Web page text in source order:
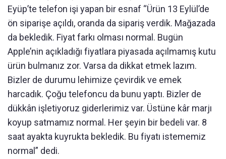
Eyüp’te telefon işi yapan bir esnaf “Ürün 13 Eylül’de
ön siparişe açıldı, oranda da sipariş verdik. Mağazada
da bekledik. Fiyat farkı olması normal. Bugün
Apple’nin açıkladığı fiyatlara piyasada açılmamış kutu
ürün bulmanız zor. Varsa da dikkat etmek lazım.
Bizler de durumu lehimize çevirdik ve emek
harcadık. Çoğu telefoncu da bunu yaptı. Bizler de
dükkân işletiyoruz giderlerimiz var. Üstüne kâr marjı
koyup satmamız normal. Her şeyin bir bedeli var. 8
saat ayakta kuyrukta bekledik. Bu fiyatı istememiz
normal” dedi.